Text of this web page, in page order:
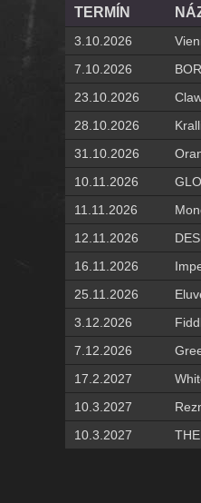
TERMÍN
3.10.2026
7.10.2026
23.10.2026
28.10.2026
31.10.2026
10.11.2026
11.11.2026
12.11.2026
16.11.2026
25.11.2026
3.12.2026
7.12.2026
17.2.2027
10.3.2027
10.3.2027